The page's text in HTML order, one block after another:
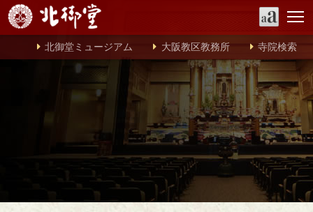
北御堂ミュージアム 大阪教区教務所 寺院検索